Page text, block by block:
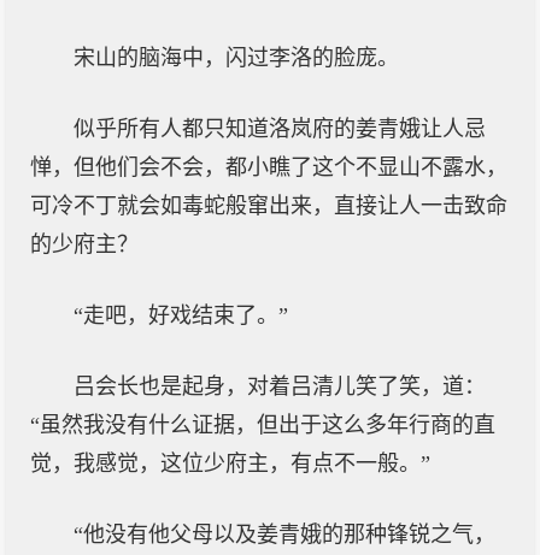
宋山的脑海中，闪过李洛的脸庞。
似乎所有人都只知道洛岚府的姜青娥让人忌
惮，但他们会不会，都小瞧了这个不显山不露水，
可冷不丁就会如毒蛇般窜出来，直接让人一击致命
的少府主？
“走吧，好戏结束了。”
吕会长也是起身，对着吕清儿笑了笑，道：
“虽然我没有什么证据，但出于这么多年行商的直
觉，我感觉，这位少府主，有点不一般。”
“他没有他父母以及姜青娥的那种锋锐之气，